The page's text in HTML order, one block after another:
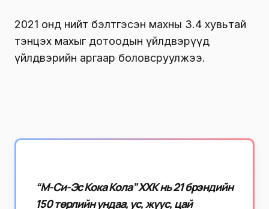
2021 онд нийт бэлтгэсэн махны 3.4 хувьтай
тэнцэх махыг дотоодын үйлдвэрүүд
үйлдвэрийн аргаар боловсруулжээ.
“М-Си-Эс Кока Кола” ХХК нь 21 брэндийн
150 төрлийн ундаа, ус, жүүс, цай